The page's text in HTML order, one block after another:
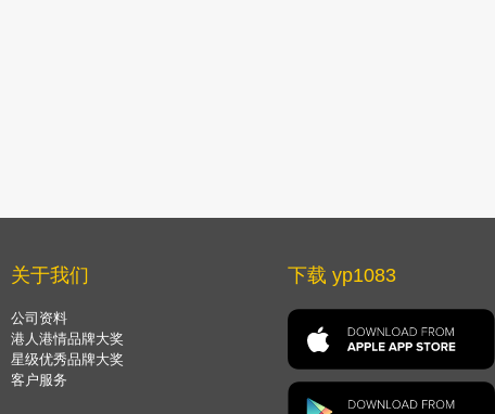
关于我们
公司资料
港人港情品牌大奖
星级优秀品牌大奖
客户服务
下载 yp1083